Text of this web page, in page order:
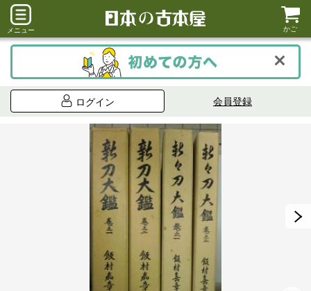
メニュー かご
ログイン 会員登録